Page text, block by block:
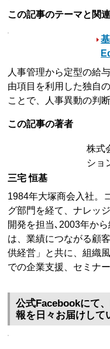
この記事のテーマと関
人事管理から定型の給
由項目を利用した独自
ことで、人事異動の判
この記事の著者
株式
ショ
三宅 恒基
1984年大塚商会入社。
グ部門を経て、ナレッ
開発を担当､2003年か
は、業績につながる顧
供経営」と共に、組織
での企業支援、セミナ
公式Facebookにて
報を日々お届けして